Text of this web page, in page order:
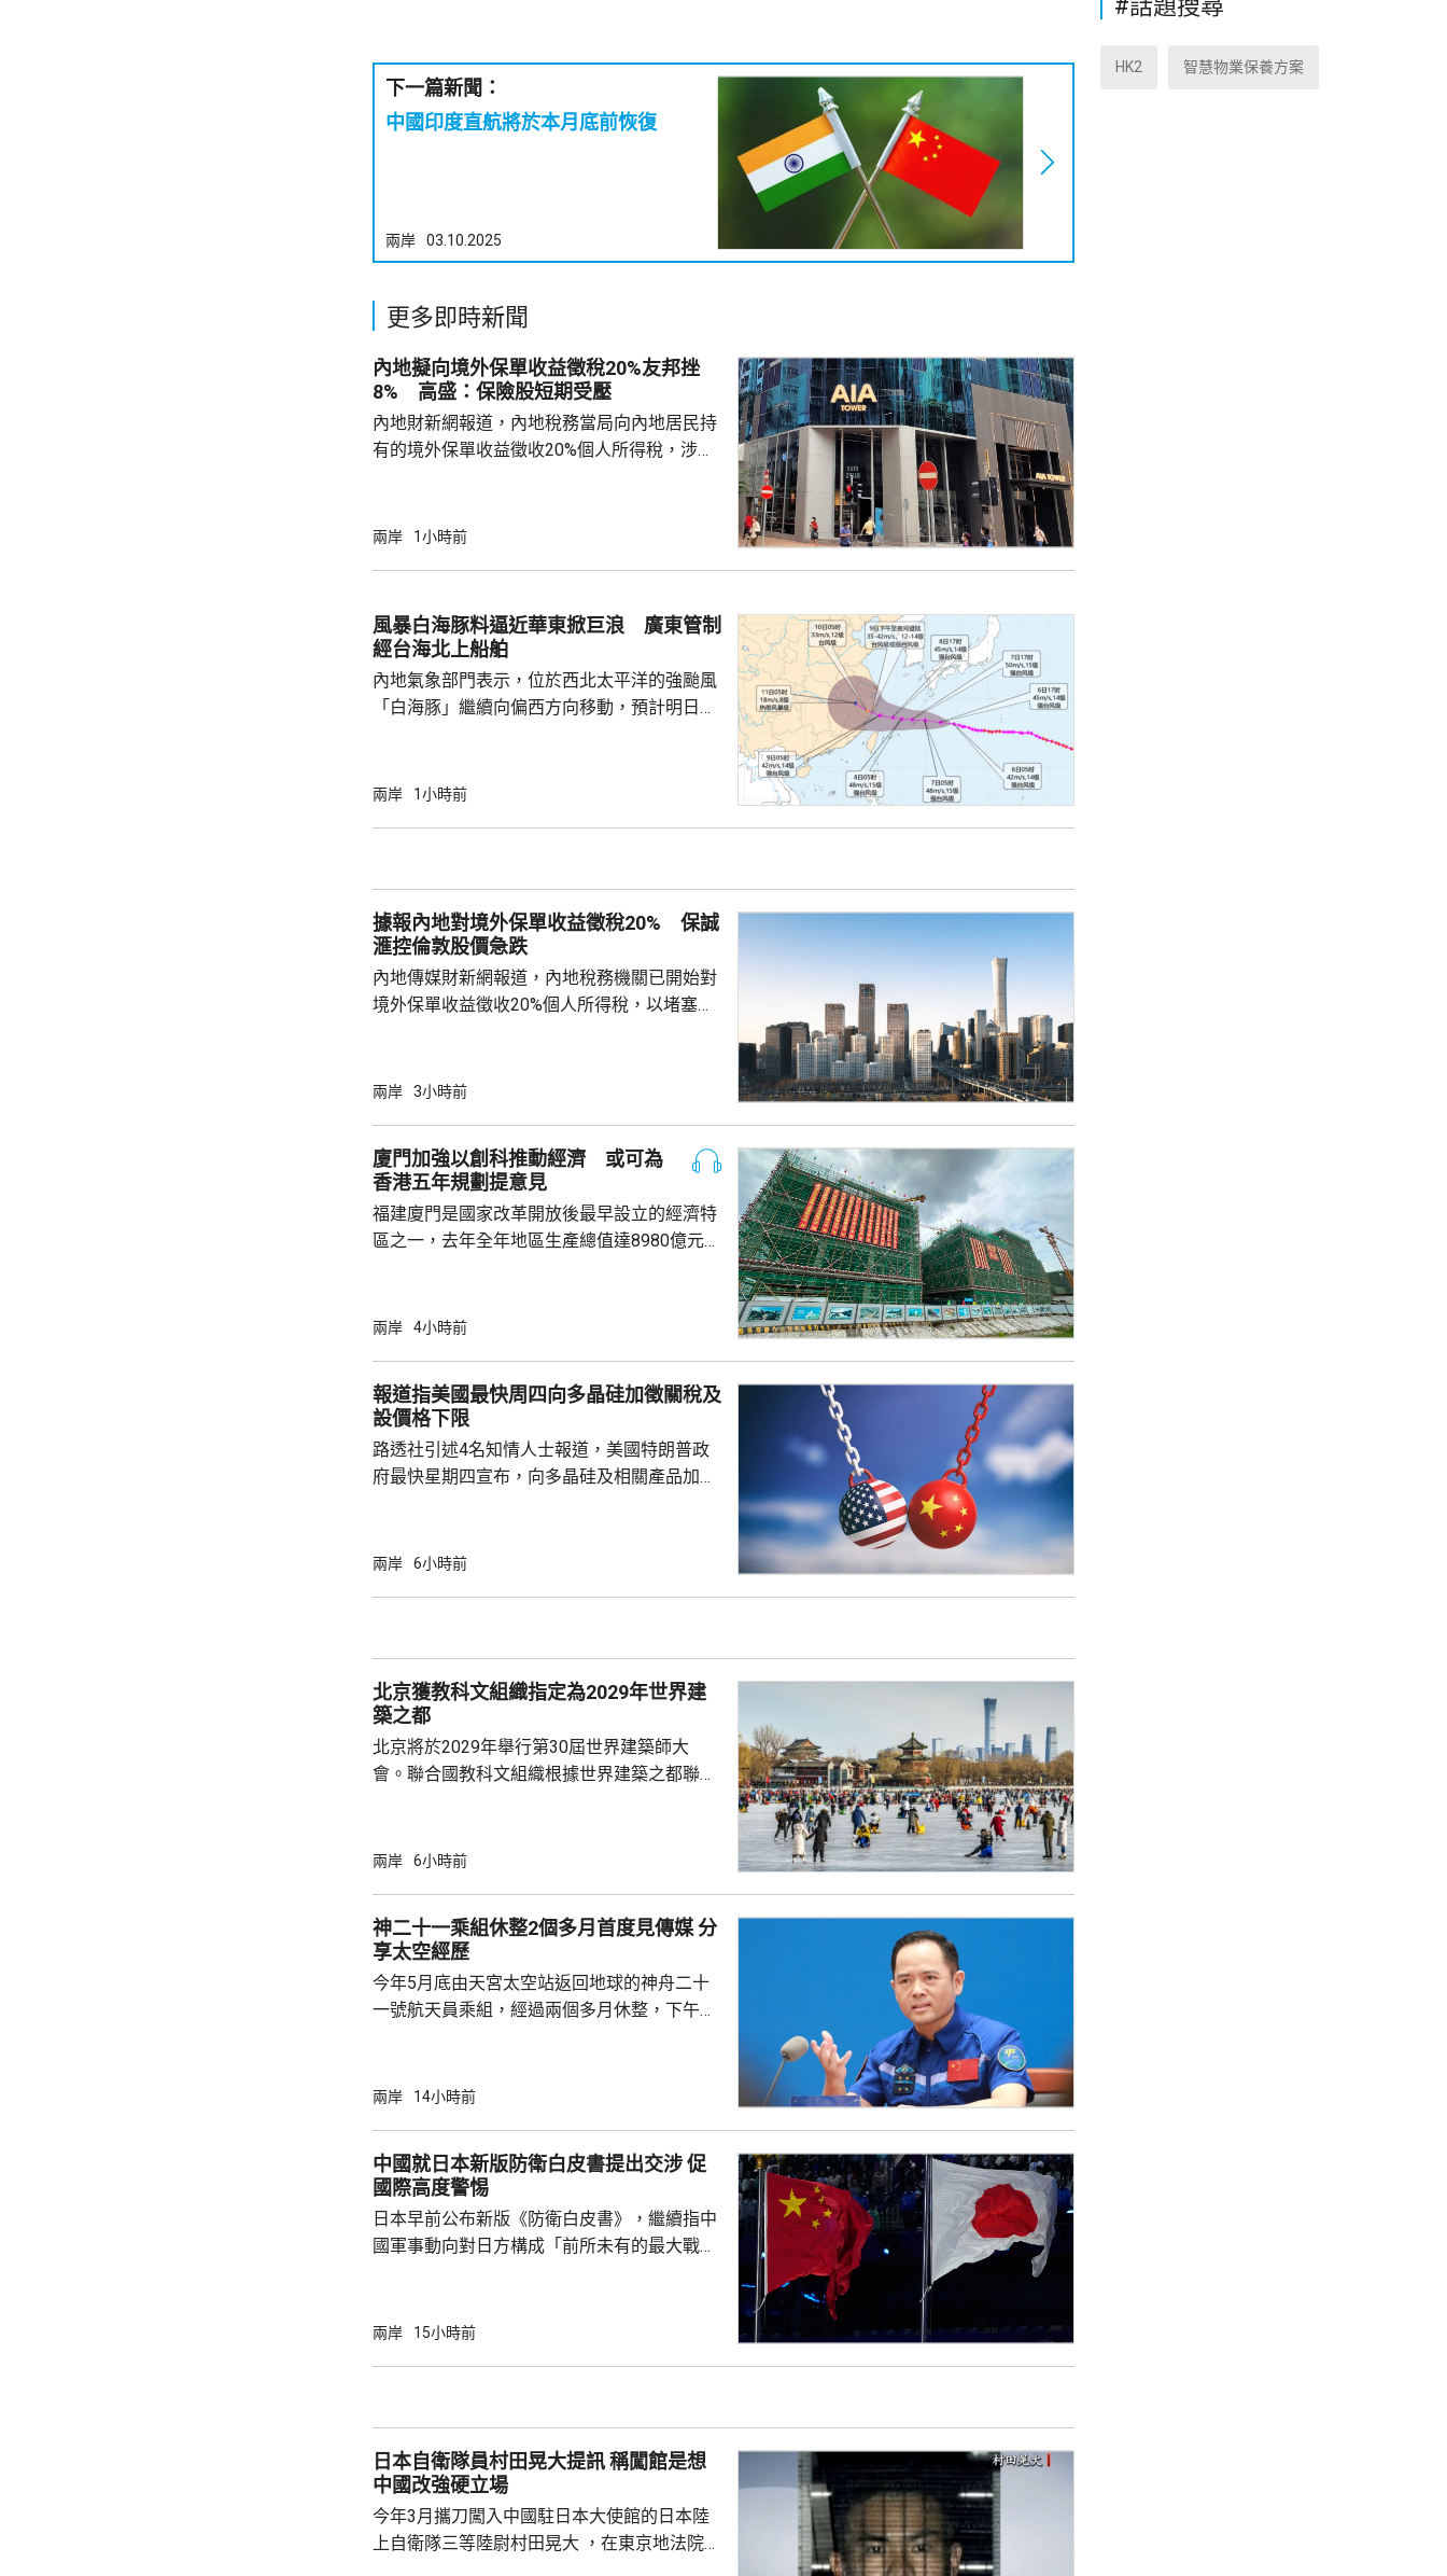
下一篇新聞：
中國印度直航將於本月底前恢復
兩岸 03.10.2025
更多即時新聞
內地擬向境外保單收益徵稅20%友邦挫
8% 高盛：保險股短期受壓
內地財新網報道，內地稅務當局向內地居民持
有的境外保單收益徵收20%個人所得稅，涉及
施未普遍推行，具體適用範圍有待官方說明。
市跌4.7%，渣打倫敦曾跌7%，收市跌1.6%。
至於今早港股，友邦保險(01299.HK)跌逾8%，
報71...
兩岸 1小時前
風暴白海豚料逼近華東掀巨浪 廣東管制
經台海北上船舶
內地氣象部門表示，位於西北太平洋的強颱風
「白海豚」繼續向偏西方向移動，預計明日日
洋預報台發布海浪橙色警報，預料未來一日東
船舶實施交通管制，呼籲船舶選擇安全水域避
風，保障海上安全。
兩岸 1小時前
據報內地對境外保單收益徵稅20% 保誠
滙控倫敦股價急跌
內地傳媒財新網報道，內地稅務機關已開始對
境外保單收益徵收20%個人所得稅，以堵塞以
象包括分紅收益和預繳保費利息收益。報道引
稅，可能取決於地方稅務當局接觸和處理數據
的效率；若保單退出和有退出收益，而當地稅
務局又有數據處理能力，就會徵稅。 受消...
兩岸 3小時前
廈門加強以創科推動經濟 或可為
香港五年規劃提意見
福建廈門是國家改革開放後最早設立的經濟特
區之一，去年全年地區生產總值達8980億元人
創新科技引領工程，加快建設多個科學城和實
級海洋高新園區，採用「政府統籌+市場化營
運」模式，累計已完成13個項目，並有54個重
點推進項目，總...
兩岸 4小時前
報道指美國最快周四向多晶硅加徵關稅及
設價格下限
路透社引述4名知情人士報道，美國特朗普政
府最快星期四宣布，向多晶硅及相關產品加徵
太陽能板和半導體的關鍵原材料，華府的行動
兩岸 6小時前
北京獲教科文組織指定為2029年世界建
築之都
北京將於2029年舉行第30屆世界建築師大
會。聯合國教科文組織根據世界建築之都聯合
遺產，與面向未來的城市可持續發展願景，憑
向未來的發展願景，必將激發新一輪國際對
話，深入探討建築在提升人民生活質素，以及
後代守護人類共同遺產方面所發揮的...
兩岸 6小時前
神二十一乘組休整2個多月首度見傳媒 分
享太空經歷
今年5月底由天宮太空站返回地球的神舟二十
一號航天員乘組，經過兩個多月休整，下午在
個乘組在軌駐留最長時間的紀錄，其間完成3
應急體系經歷實戰考驗。無論是飛船遭受太空
碎片撞擊的處置、駐留周期動態調整、乘組換
船返回，還是應急發射組織實施，整套...
兩岸 14小時前
中國就日本新版防衛白皮書提出交涉 促
國際高度警惕
日本早前公布新版《防衛白皮書》，繼續指中
國軍事動向對日方構成「前所未有的最大戰略
脅」，妄議中國台灣事務，粗暴干涉中國內
解決台灣問題是中國人自己的事，不容日方置
喙。釣魚島及附屬島嶼自古就是中國固有領
土，...
兩岸 15小時前
日本自衛隊員村田晃大提訊 稱闖館是想
中國改強硬立場
今年3月攜刀闖入中國駐日本大使館的日本陸
上自衛隊三等陸尉村田晃大 ，在東京地法院提
#話題搜尋
HK2 智慧物業保養方案